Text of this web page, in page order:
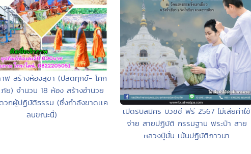
าพ สร้างห้องสุขา (ปลดทุกข์- โศก
ย) จำนวน 18 ห้อง สร้างอำนวย
วกผู้ปฏิบัติธรรม (ซึ่งกำลังขาดเเค
ลนขณะนี้)
เปิดรับสมัคร บวชชี ฟรี 2567 ไม่เสียค่าใช้
จ่าย สายปฏิบัติ กรรมฐาน พระป่า สาย
หลวงปู่มั่น เน้นปฏิบัติภาวนา